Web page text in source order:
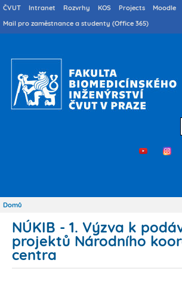
Přejít
k
hlavnímu
Druhé
menu
ČVUT Intranet Rozvrhy KOS Projects Moodle
Mail pro zaměstnance a studenty (Office 365)
Třetí
Drobečková
Domů
NÚKIB - 1. Výzva k
projektů Národního
centra